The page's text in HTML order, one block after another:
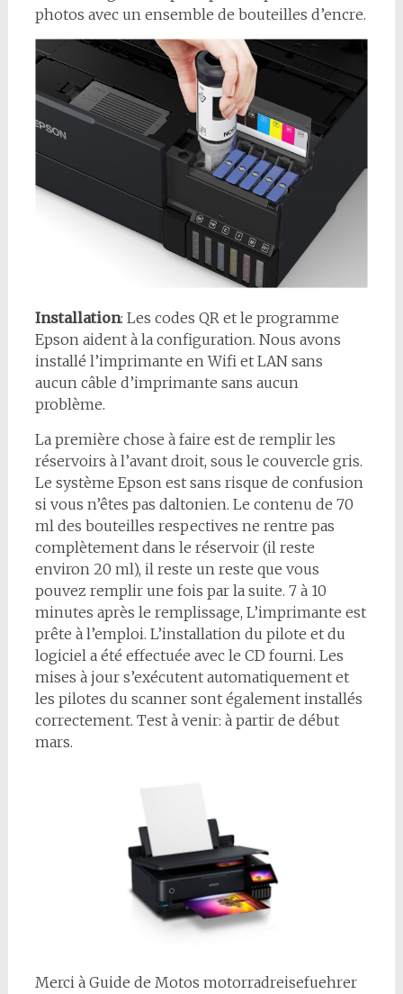
photos avec un ensemble de bouteilles d’encre.
Installation: Les codes QR et le programme
Epson aident à la configuration. Nous avons
installé l’imprimante en Wifi et LAN sans
aucun câble d’imprimante sans aucun
problème.
La première chose à faire est de remplir les
réservoirs à l’avant droit, sous le couvercle gris.
Le système Epson est sans risque de confusion
si vous n’êtes pas daltonien. Le contenu de 70
ml des bouteilles respectives ne rentre pas
complètement dans le réservoir (il reste
environ 20 ml), il reste un reste que vous
pouvez remplir une fois par la suite. 7 à 10
minutes après le remplissage, L’imprimante est
prête à l’emploi. L’installation du pilote et du
logiciel a été effectuée avec le CD fourni. Les
mises à jour s’exécutent automatiquement et
les pilotes du scanner sont également installés
correctement. Test à venir: à partir de début
mars.
Merci à Guide de Motos motorradreisefuehrer